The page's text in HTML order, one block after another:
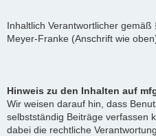
Inhaltlich Verantwortlicher gemäß
Meyer-Franke (Anschrift wie
Hinweis zu den Inhalten auf
Wir weisen darauf hin, dass
selbstständig Beiträge verfassen
dabei die rechtliche